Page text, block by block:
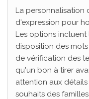
La personnalisation
d'expression pour
Les options
disposition des
de vérification des
qu'un bon à tirer
attention aux
souhaits des familles.